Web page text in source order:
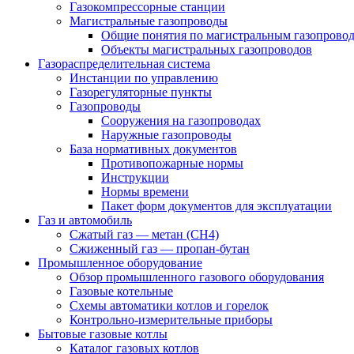
Газокомпрессорные станции
Магистральные газопроводы
Общие понятия по магистральным
Объекты магистральных газопроводов
Газораспределительная система
Инстанции по управлению
Газорегуляторные пункты
Газопроводы
Сооружения на газопроводах
Наружные газопроводы
База нормативных документов
Противопожарные нормы
Инструкции
Нормы времени
Пакет форм документов для эксплуатации
Газ и автомобиль
Сжатый газ — метан (CH4)
Сжиженный газ — пропан-бутан
Промышленное оборудование
Обзор промышленного газового оборудования
Газовые котельные
Схемы автоматики котлов и горелок
Контрольно-измерительные приборы
Бытовые газовые котлы
Каталог газовых котлов